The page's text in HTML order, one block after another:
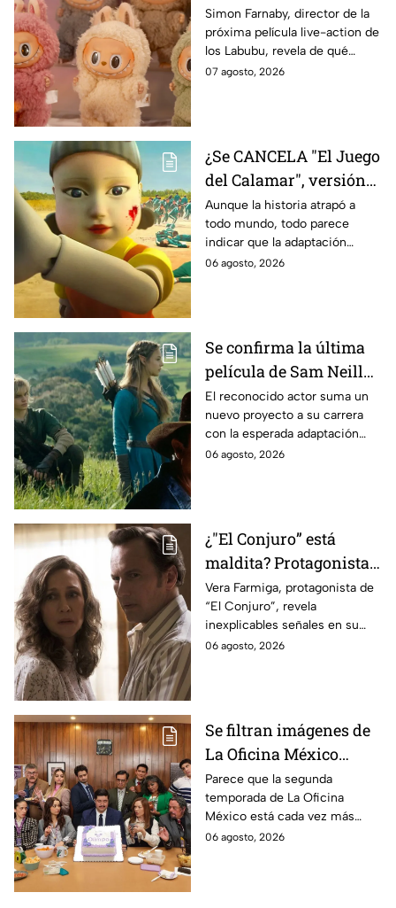
Labubu: de qué tratará
y cuándo se estrena
Simon Farnaby, director de la
próxima película live-action de
los Labubu, revela de qué
tratará la cinta. Aquí te
07 agosto, 2026
¿Se CANCELA "El Juego
del Calamar", versión
Estados Unidos? Esto
es lo que se sabe al
momento
Aunque la historia atrapó a
todo mundo, todo parece
indicar que la adaptación
podría ser cancelada:
06 agosto, 2026
Se confirma la última
película de Sam Neill
antes de morir: esto es
lo que se sabe hasta
ahora
El reconocido actor suma un
nuevo proyecto a su carrera
con la esperada adaptación
cinematográfica del popular
06 agosto, 2026
¿"El Conjuro” está
maldita? Protagonista
revela INQUIETANTES
señales en su cuerpo
durante la grabación de
la película
Vera Farmiga, protagonista de
“El Conjuro”, revela
inexplicables señales en su
cuerpo durante el rodaje de la
06 agosto, 2026
Se filtran imágenes de
La Oficina México
temporada 2 y un
detalle desata teorías
entre los fans
Parece que la segunda
temporada de La Oficina
México está cada vez más
cerca, pues el elenco ya se
06 agosto, 2026